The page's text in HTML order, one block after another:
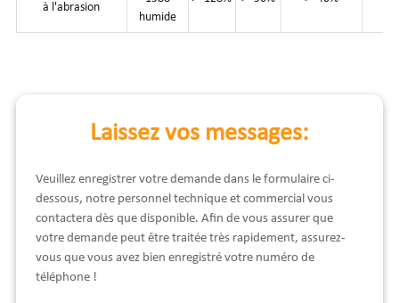
à l'abrasion
humide
Laissez vos messages:
Veuillez enregistrer votre demande dans le formulaire ci-
dessous, notre personnel technique et commercial vous
contactera dès que disponible. Afin de vous assurer que
votre demande peut être traitée très rapidement, assurez-
vous que vous avez bien enregistré votre numéro de
téléphone !